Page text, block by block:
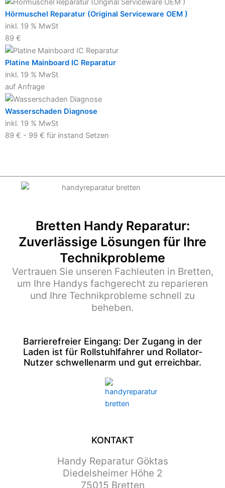
Hörmuschel Reparatur (Original Serviceware OEM )
inkl. 19 % MwSt
89 €
Platine Mainboard IC Reparatur
inkl. 19 % MwSt
auf Anfrage
Wasserschaden Diagnose
inkl. 19 % MwSt
89 € - 99 € für instand Setzen
Bretten Handy Reparatur:
Zuverlässige Lösungen für Ihre
Technikprobleme
Vertrauen Sie unseren Fachleuten in Bretten,
um Ihre Handys fachgerecht zu reparieren
und Ihre Technikprobleme schnell zu
beheben.
Barrierefreier Eingang: Der Zugang in der
Laden ist für Rollstuhlfahrer und Rollator-
Nutzer schwellenarm und gut erreichbar.
KONTAKT
Handy Reparatur Göktas
Diedelsheimer Höhe 2
75015 Bretten